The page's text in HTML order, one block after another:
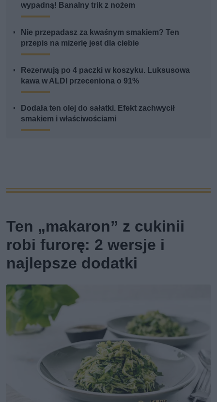
wypadną! Banalny trik z nożem
Nie przepadasz za kwaśnym smakiem? Ten
przepis na mizerię jest dla ciebie
Rezerwują po 4 paczki w koszyku. Luksusowa
kawa w ALDI przeceniona o 91%
Dodała ten olej do sałatki. Efekt zachwycił
smakiem i właściwościami
Ten „makaron” z cukinii
robi furorę: 2 wersje i
najlepsze dodatki